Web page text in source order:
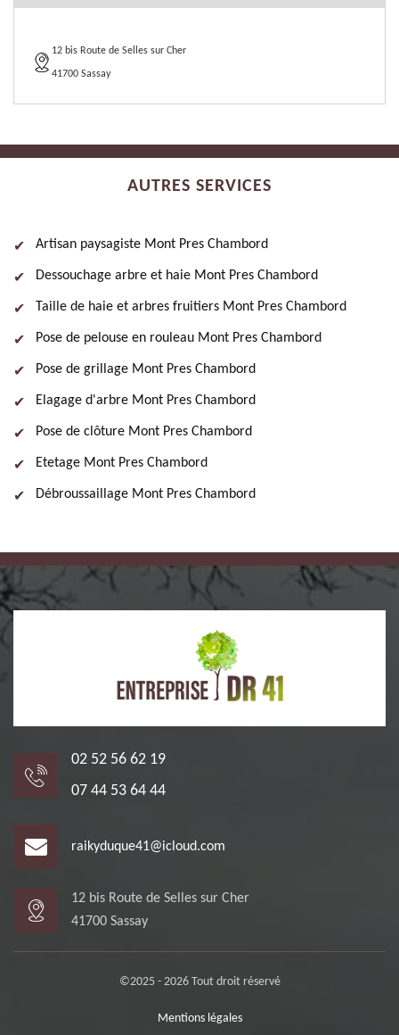
12 bis Route de Selles sur Cher
41700 Sassay
AUTRES SERVICES
Artisan paysagiste Mont Pres Chambord
Dessouchage arbre et haie Mont Pres Chambord
Taille de haie et arbres fruitiers Mont Pres Chambord
Pose de pelouse en rouleau Mont Pres Chambord
Pose de grillage Mont Pres Chambord
Elagage d'arbre Mont Pres Chambord
Pose de clôture Mont Pres Chambord
Etetage Mont Pres Chambord
Débroussaillage Mont Pres Chambord
02 52 56 62 19
07 44 53 64 44
raikyduque41@icloud.com
12 bis Route de Selles sur Cher
41700 Sassay
©2025 - 2026 Tout droit réservé
Mentions légales